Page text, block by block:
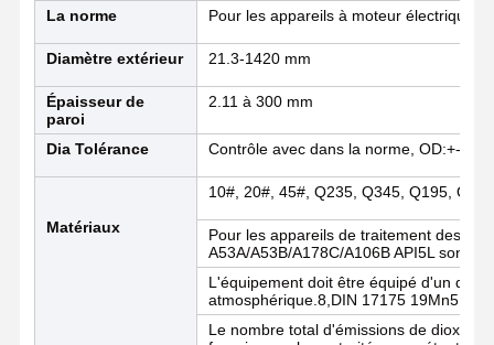
Aperçu Produits
A Propos De
Nous
Visite D'usine
Contact Nouvelles
La norme Pour les appareils à moteur électrique
Diamètre extérieur 21.3-1420 mm
Épaisseur de
paroi
2.11 à 300 mm
Dia Tolérance Contrôle avec dans la norme, OD:+-1%,
Matériaux
10#, 20#, 45#, Q235, Q345, Q195,
Pour les appareils de traitement des
A53A/A53B/A178C/A106B API5L sont
L'équipement doit être équipé d'un
atmosphérique.8,DIN 17175 19Mn5
Le nombre total d'émissions de